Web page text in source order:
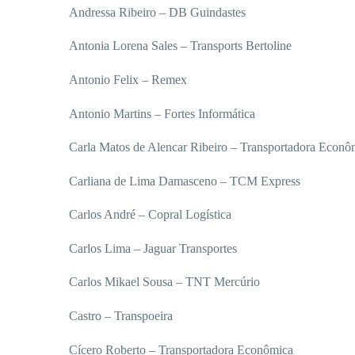
Andressa Ribeiro – DB Guindastes
Antonia Lorena Sales – Transports Bertoline
Antonio Felix – Remex
Antonio Martins – Fortes Informática
Carla Matos de Alencar Ribeiro – Transportadora
Carliana de Lima Damasceno – TCM Express
Carlos André – Copral Logística
Carlos Lima – Jaguar Transportes
Carlos Mikael Sousa – TNT Mercúrio
Castro – Transpoeira
Cícero Roberto – Transportadora Econômica